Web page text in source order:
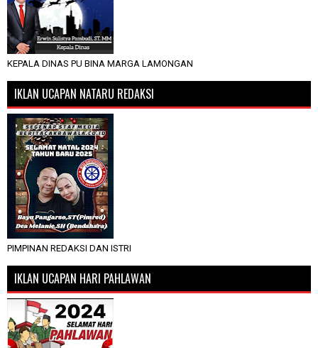
KEPALA DINAS PU BINA MARGA LAMONGAN
IKLAN UCAPAN NATARU REDAKSI
PIMPINAN REDAKSI DAN ISTRI
IKLAN UCAPAN HARI PAHLAWAN